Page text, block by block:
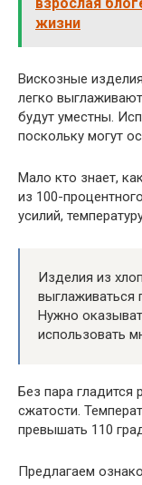
жизни
Вискозные
легко
будут уместны.
поскольку могут
Мало кто знает,
из 100-
усилий,
Изделия из
выглаживаться
Нужно
использовать
Без пара
сжатости.
превышать 110
Предлагаем